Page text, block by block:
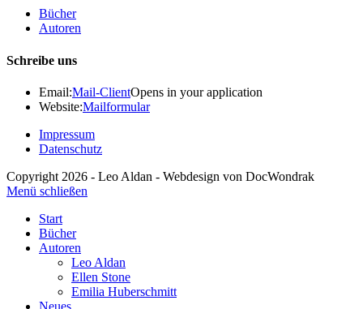
Bücher
Autoren
Schreibe uns
Email:Mail-ClientOpens in your application
Website:Mailformular
Impressum
Datenschutz
Copyright 2026 - Leo Aldan - Webdesign von DocWondrak
Menü schließen
Start
Bücher
Autoren
Leo Aldan
Ellen Stone
Emilia Huberschmitt
Neues